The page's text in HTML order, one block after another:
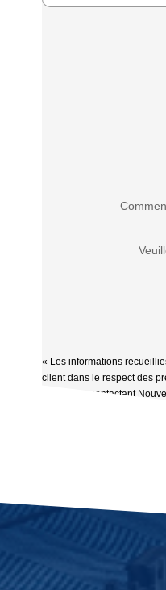
« Les informations
client dans le respect des
rectifier en contactant